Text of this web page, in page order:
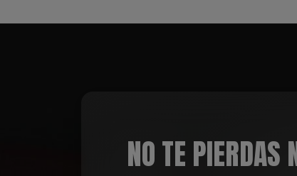
NO TE PIERDAS